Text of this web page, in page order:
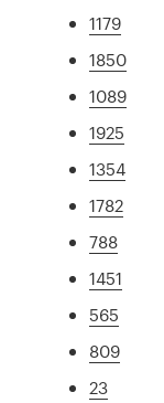
1179
1850
1089
1925
1354
1782
788
1451
565
809
23